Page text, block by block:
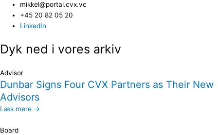
mikkel@portal.cvx.vc
+45 20 82 05 20
LinkedIn
Dyk ned i vores arkiv
Advisor
Dunbar Signs Four CVX Partners as Their New
Advisors
Læs mere →
Board